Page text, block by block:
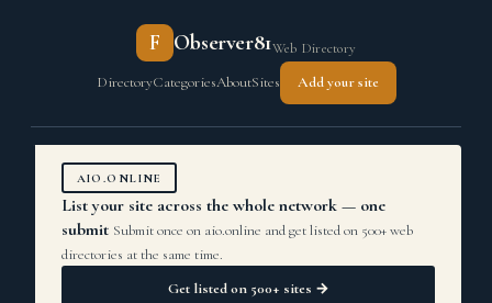
F Observer81Web Directory
DirectoryCategoriesAboutSites Add your site
AIO.ONLINE
List your site across the whole network — one
submit Submit once on aio.online and get listed on 500+ web
directories at the same time.
Get listed on 500+ sites →